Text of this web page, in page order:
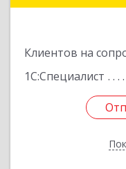
Клиентов на
1С:Специалист